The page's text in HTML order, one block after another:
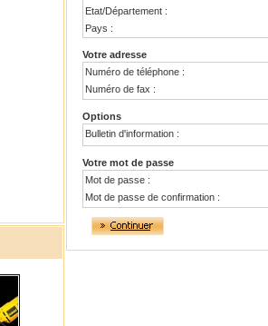
Etat/Département :
Pays :
Votre adresse
Numéro de téléphone :
Numéro de fax :
Options
Bulletin d'information :
Votre mot de passe
Mot de passe :
Mot de passe de confirmation :